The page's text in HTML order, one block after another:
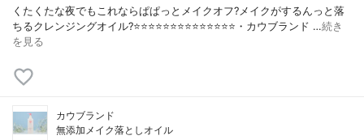
くたくたな夜でもこれならぱぱっとメイクオフ?メイクがするんっと落
ちるクレンジングオイル?⭐️⭐️⭐️⭐️⭐️⭐️⭐️⭐️⭐️⭐️⭐️⭐️⭐️⭐️・カウブランド …続き
を見る
カウブランド
無添加メイク落としオイル